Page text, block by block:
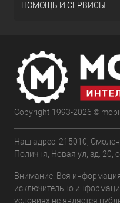
ПОМОЩЬ И СЕРВИСЫ
Copyright 1993-2026 ©
Наш адрес: 215010,
Поличня, Новая ул, зд. 20,
Внимание! Вся
исключительно
условиях не является